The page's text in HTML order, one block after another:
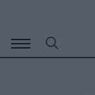
περιεχόμενο